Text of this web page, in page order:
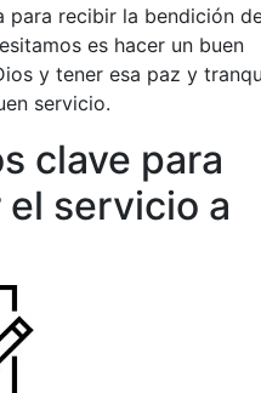
para recibir la bendición
es hacer un buen
y tener esa paz y
servicio.
clave para
el servicio a